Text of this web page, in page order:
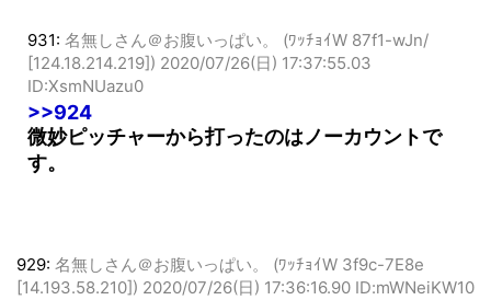
931: 名無しさん＠お腹いっぱい。 (ﾜｯﾁｮｲW 87f1-wJn/
[124.18.214.219]) 2020/07/26(日) 17:37:55.03
ID:XsmNUazu0
>>924
微妙ピッチャーから打ったのはノーカウントで
す。
929: 名無しさん＠お腹いっぱい。 (ﾜｯﾁｮｲW 3f9c-7E8e
[14.193.58.210]) 2020/07/26(日) 17:36:16.90 ID:mWNeiKW10